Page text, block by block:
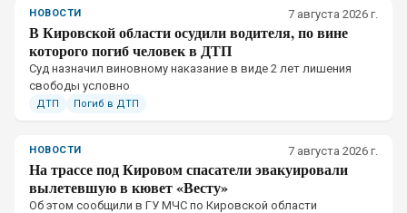
НОВОСТИ 7 августа 2026 г.
В Кировской области осудили водителя, по вине
которого погиб человек в ДТП
Суд назначил виновному наказание в виде 2 лет лишения
свободы условно
ДТП Погиб в ДТП
НОВОСТИ 7 августа 2026 г.
На трассе под Кировом спасатели эвакуировали
вылетевшую в кювет «Весту»
Об этом сообщили в ГУ МЧС по Кировской области